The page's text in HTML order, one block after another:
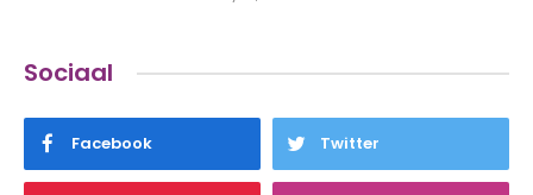
Sociaal
Facebook Twitter